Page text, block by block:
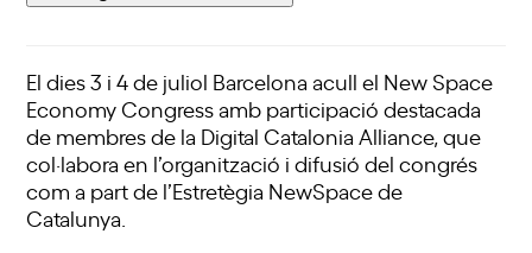
El dies 3 i 4 de juliol Barcelona acull el New Space
Economy Congressamb participació destacada
de membres de la Digital Catalonia Alliance, que
col·labora en l’organització i difusió del congrés
com a part de l’Estretègia NewSpace de
Catalunya.